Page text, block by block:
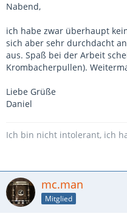
Nabend,
ich habe zwar überhaupt
sich aber sehr durchdacht
aus. Spaß bei der Arbeit
Krombacherpullen).
Liebe Grüße
Daniel
Ich bin nicht intolerant, ich
mc.man
Mitglied